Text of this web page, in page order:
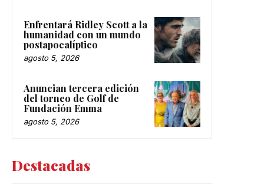
Enfrentará Ridley Scott a la
humanidad con un mundo
postapocalíptico
agosto 5, 2026
Anuncian tercera edición
del torneo de Golf de
Fundación Emma
agosto 5, 2026
Destacadas